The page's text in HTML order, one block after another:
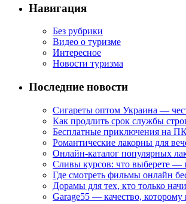
Навигация
Без рубрики
Видео о туризме
Интересное
Новости туризма
Последние новости
Сигареты оптом Украина —
Как продлить срок службы
Бесплатные приключения на
Романтические лакорны для
Онлайн-каталог популярных
Сливы курсов: что выберете —
Где смотреть фильмы онлайн
Дорамы для тех, кто только
Garage55 — качество,